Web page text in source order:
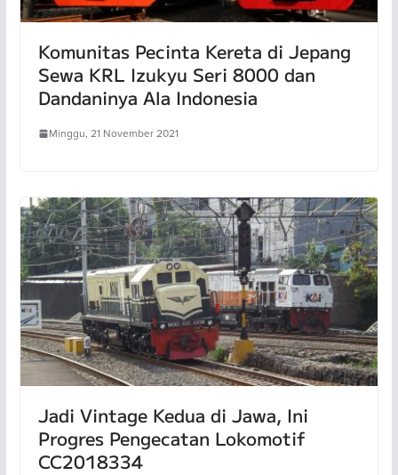
Komunitas Pecinta Kereta di Jepang
Sewa KRL Izukyu Seri 8000 dan
Dandaninya Ala Indonesia
Minggu, 21 November 2021
Jadi Vintage Kedua di Jawa, Ini
Progres Pengecatan Lokomotif
CC2018334